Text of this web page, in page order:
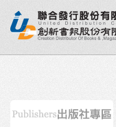
榜 出版社專區